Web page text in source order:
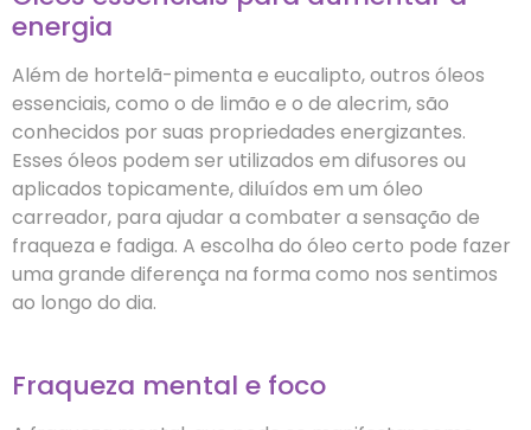
energia
Além de hortelã-pimenta e eucalipto, outros óleos
essenciais, como o de limão e o de alecrim, são
conhecidos por suas propriedades energizantes.
Esses óleos podem ser utilizados em difusores ou
aplicados topicamente, diluídos em um óleo
carreador, para ajudar a combater a sensação de
fraqueza e fadiga. A escolha do óleo certo pode fazer
uma grande diferença na forma como nos sentimos
ao longo do dia.
Fraqueza mental e foco